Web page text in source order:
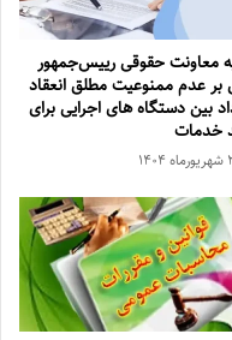
معاونت حقوقی رییس‌جمهور
بر عدم ممنوعیت مطلق انعقاد
بین دستگاه های اجرایی برای
خدمات